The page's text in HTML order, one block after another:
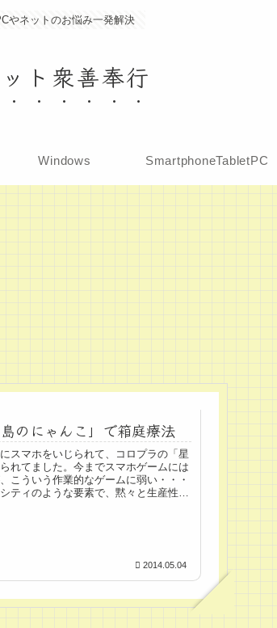
やネットのお悩み一発解決
ト衆善奉行
Windows SmartphoneTabletPC
のにゃんこ」で箱庭療法
スマホをいじられて、コロプラの「星
れてました。今までスマホゲームには
こういう作業的なゲームに弱い・・・
ティのような要素で、黙々と生産性を
2014.05.04